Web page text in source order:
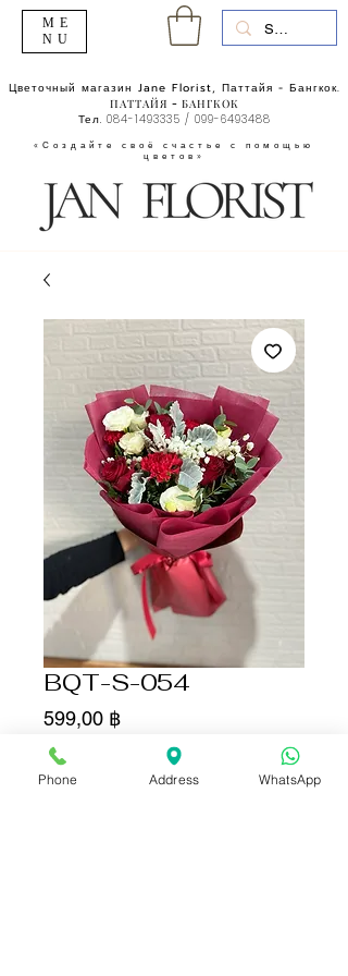
«Создайте своё счастье с помощью
цветов»
Цветочный магазин Jane Florist, Паттайя - Бангкок.
ПАТТАЙЯ - БАНГКОК
Тел. 084-1493335 / 099-6493488
ME
NU
BQT-S-054
599,00 ฿Цена
Количество
Phone Address WhatsApp